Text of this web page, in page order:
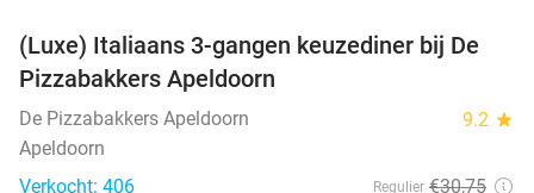
35%
(Luxe) Italiaans 3-gangen keuzediner bij De
Pizzabakkers Apeldoorn
De Pizzabakkers Apeldoorn 9.2 star
Apeldoorn
Verkocht: 406
Regulier €30,75